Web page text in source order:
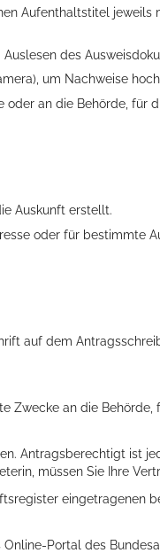
Aufenthaltstitel
des
um Nachweise
oder an die Behörde, für
Auskunft erstellt.
oder für bestimmte
auf dem
Zwecke an die Behörde,
Antragsberechtigt ist
müssen Sie Ihre
eingetragenen
Portal des